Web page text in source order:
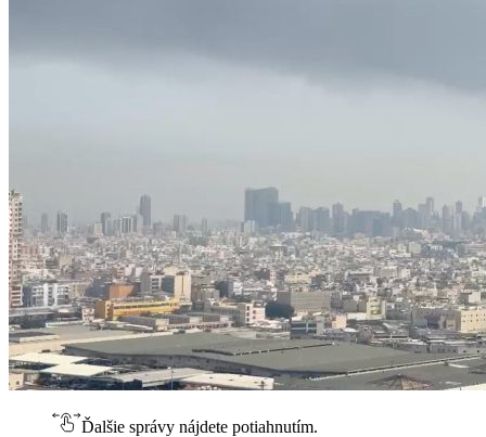
Ďalšie správy nájdete potiahnutím.